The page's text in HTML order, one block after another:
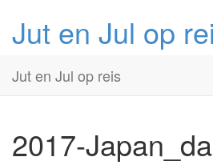
Jut en Jul op
Primary
Menu
content
Jut en Jul op reis
2017-